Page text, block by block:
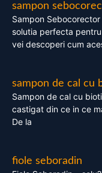
sampon
Sampon
solutia perfecta
vei descoperi cum
sampon de cal cu
Sampon de cal cu
castigat din ce in ce
De la
fiole seboradin